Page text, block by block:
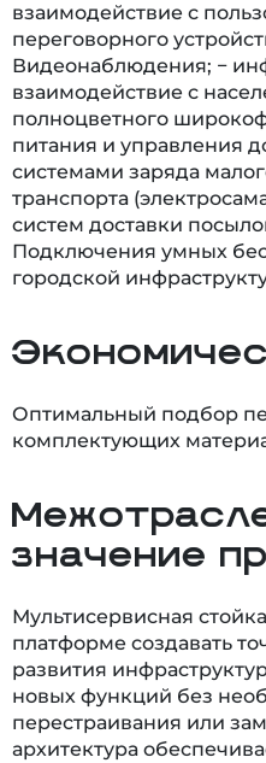
взаимодействие с
переговорного
Видеонаблюдения; −
взаимодействие с
полноцветного
питания и управления
системами заряда
транспорта
систем доставки
Подключения умных
городской
Оптимальный подбор
комплектующих
значение
Мультисервисная
платформе создавать
развития
новых функций без
перестраивания или
архитектура